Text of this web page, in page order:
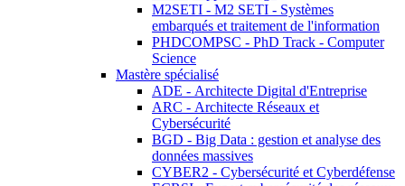
M2SETI - M2 SETI - Systèmes
embarqués et traitement de l'information
PHDCOMPSC - PhD Track - Computer
Science
Mastère spécialisé
ADE - Architecte Digital d'Entreprise
ARC - Architecte Réseaux et
Cybersécurité
BGD - Big Data : gestion et analyse des
données massives
CYBER2 - Cybersécurité et Cyberdéfense